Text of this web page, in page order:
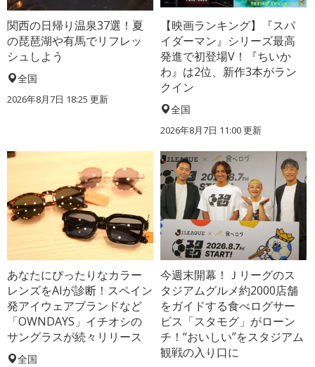
関西の日帰り温泉37選！夏
の琵琶湖や有馬でリフレッ
シュしよう
全国
2026年8月7日 18:25 更新
【映画ランキング】『スパ
イダーマン』シリーズ最高
発進で初登場V！『ちいか
わ』は2位、新作3本がラン
クイン
全国
2026年8月7日 11:00更新
あなたにぴったりなカラー
レンズをAIが診断！スペイン
発アイウェアブランドなど
「OWNDAYS」イチオシの
サングラスが続々リリース
全国
今週末開幕！Ｊリーグのス
タジアムグルメ約2000店舗
をガイドする食べログサー
ビス「スタモグ」がローン
チ！“おいしい”をスタジアム
観戦の入り口に